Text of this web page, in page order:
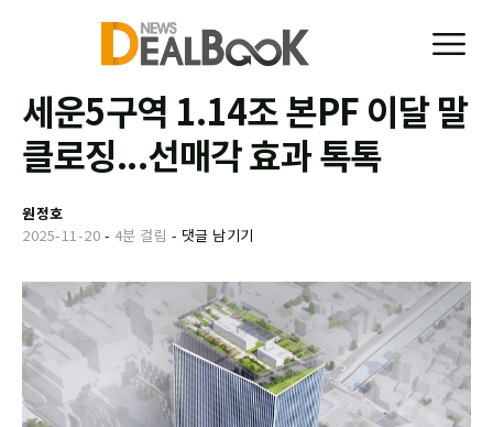
세운5구역 1.14조 본PF 이달 말
클로징...선매각 효과 톡톡
원정호
2025-11-20 - 4분 걸림 - 댓글 남기기